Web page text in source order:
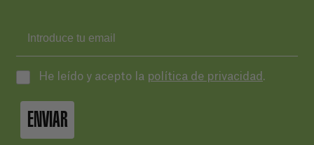
He leído y acepto la política de privacidad .
ENVIAR